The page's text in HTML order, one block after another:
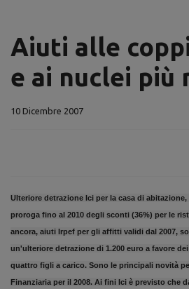
Aiuti alle
e ai nuclei più
10 Dicembre 2007
Ulteriore detrazione Ici per la casa di
proroga fino al 2010 degli sconti (36%) per le
ancora, aiuti Irpef per gli affitti validi dal 2007,
un'ulteriore detrazione di 1.200 euro a favore
quattro figli a carico. Sono le principali novità
Finanziaria per il 2008. Ai fini Ici è previsto che